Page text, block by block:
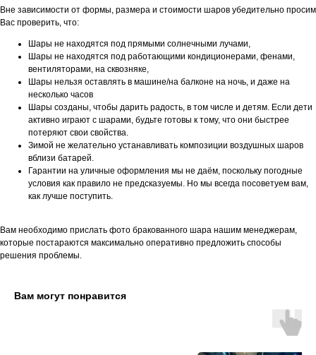
Вне зависимости от формы, размера и стоимости шаров убедительно просим
Вас проверить, что:
Шары не находятся под прямыми солнечными лучами,
Шары не находятся под работающими кондиционерами, фенами,
вентиляторами, на сквозняке,
Шары нельзя оставлять в машине/на балконе на ночь, и даже на
несколько часов
Шары созданы, чтобы дарить радость, в том числе и детям. Если дети
активно играют с шарами, будьте готовы к тому, что они быстрее
потеряют свои свойства.
Зимой не желательно устанавливать композиции воздушных шаров
вблизи батарей.
Гарантии на уличные оформления мы не даём, поскольку погодные
условия как правило не предсказуемы. Но мы всегда посоветуем вам,
как лучше поступить.
Вам необходимо прислать фото бракованного шара нашим менеджерам,
которые постараются максимально оперативно предложить способы
решения проблемы.
Вам могут понравится